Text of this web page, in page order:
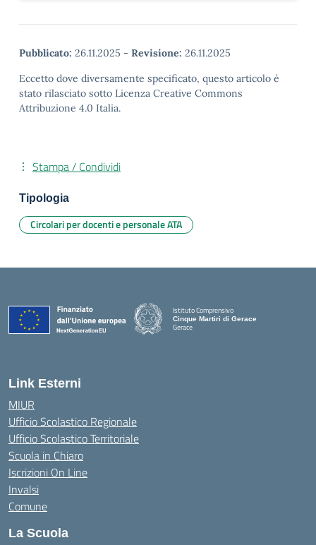
Pubblicato: 26.11.2025 - Revisione: 26.11.2025
Eccetto dove diversamente specificato, questo articolo è
stato rilasciato sotto Licenza Creative Commons
Attribuzione 4.0 Italia.
Stampa / Condividi
Tipologia
Circolari per docenti e personale ATA
Istituto Comprensivo
Cinque Martiri di Gerace
Gerace
Link Esterni
MIUR
Ufficio Scolastico Regionale
Ufficio Scolastico Territoriale
Scuola in Chiaro
Iscrizioni On Line
Invalsi
Comune
La Scuola